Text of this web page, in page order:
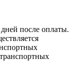
после оплаты.